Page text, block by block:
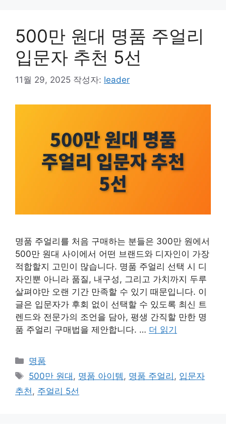
500만 원대 명품 주얼리
입문자 추천 5선
11월 29, 2025 작성자: leader
명품 주얼리를 처음 구매하는 분들은 300만 원에서
500만 원대 사이에서 어떤 브랜드와 디자인이 가장
적합할지 고민이 많습니다. 명품 주얼리 선택 시 디
자인뿐 아니라 품질, 내구성, 그리고 가치까지 두루
살펴야만 오랜 기간 만족할 수 있기 때문입니다. 이
글은 입문자가 후회 없이 선택할 수 있도록 최신 트
렌드와 전문가의 조언을 담아, 평생 간직할 만한 명
품 주얼리 구매법을 제안합니다. … 더 읽기
카
테
리
명품
태
그
500만 원대 , 명품 아이템 , 명품 주얼리 , 입문자
추천 , 주얼리 5선